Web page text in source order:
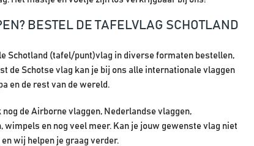
BESTEL DE TAFELVLAG SCHOTLAND
Schotland (tafel/punt)vlag in diverse formaten bestellen,
de Schotse vlag kan je bij ons alle internationale vlaggen
en de rest van de wereld.
de Airborne vlaggen, Nederlandse vlaggen,
en nog veel meer. Kan je jouw gewenste vlag niet
wij helpen je graag verder.